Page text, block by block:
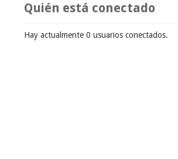
Quién está conectado
Hay actualmente 0 usuarios conectados.